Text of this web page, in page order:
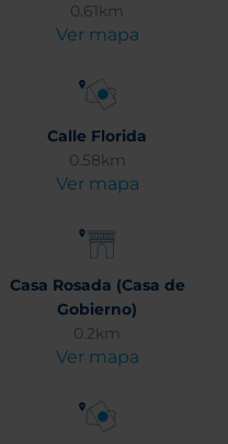
0.61km
Ver mapa
Calle Florida
0.58km
Ver mapa
Casa Rosada (Casa de
Gobierno)
0.2km
Ver mapa